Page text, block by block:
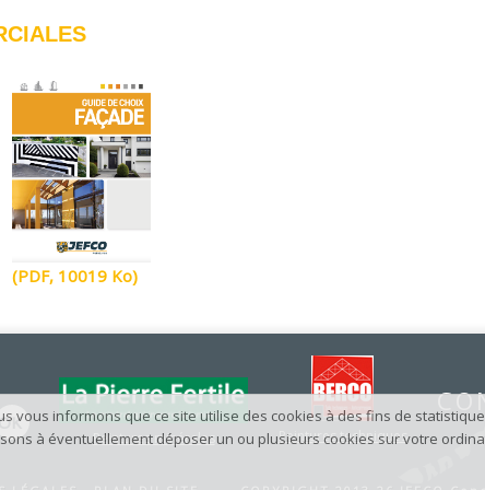
(PDF, 10019 Ko)
Peintures minérales Peintures techniques
vous informons que ce site utilise des cookies à des fins de
à éventuellement déposer un ou plusieurs cookies sur votre